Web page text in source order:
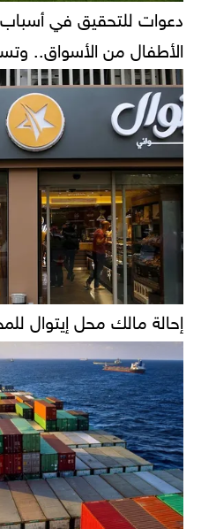
دعوات للتحقيق في
الأطفال من الأسواق..
إحالة مالك محل إيتوال